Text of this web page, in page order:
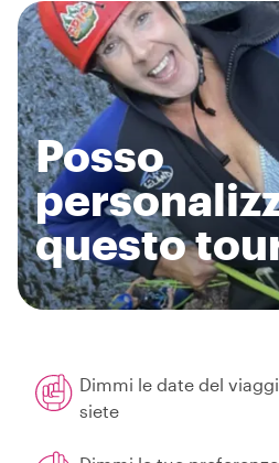
Posso
questo
Dimmi le date del
siete